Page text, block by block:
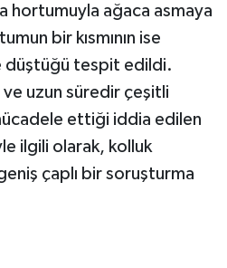
hortumuyla ağaca asmaya
bir kısmının ise
düştüğü tespit edildi.
ve uzun süredir çeşitli
ettiği iddia edilen
ilgili olarak, kolluk
çaplı bir soruşturma